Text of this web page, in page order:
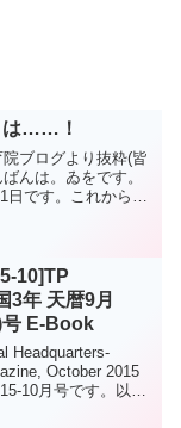
は……！
ブログより抜粋(皆
んは。ゐをです。
です。これから連
10]TP
3年 天暦9月
号 E-Book
Headquarters-
October 2015
10月号です。以下